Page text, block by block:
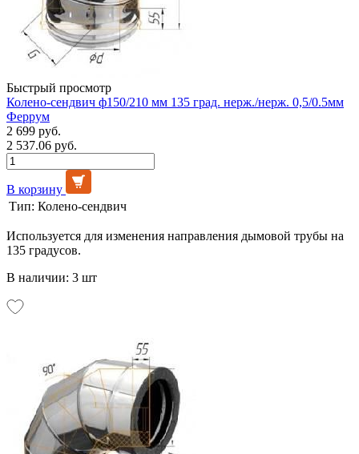
Быстрый просмотр
Колено-сендвич ф150/210 мм 135 град. нерж./нерж. 0,5/0.5мм
Феррум
2 699 руб.
2 537.06 руб.
В корзину
Тип: Колено-сендвич
Используется для изменения направления дымовой трубы на
135 градусов.
В наличии: 3 шт